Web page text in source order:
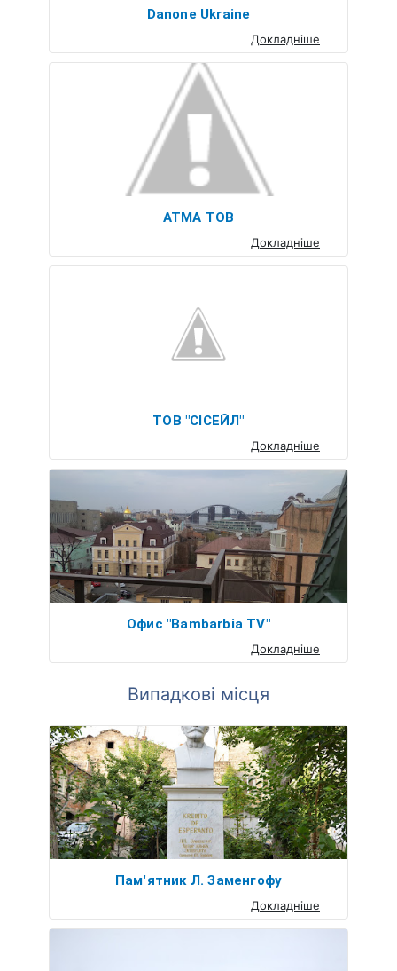
Danone Ukraine
Докладніше
АТМА ТОВ
Докладніше
ТОВ "СІСЕЙЛ"
Докладніше
Офис "Bambarbia TV"
Докладніше
Випадкові місця
Пам'ятник Л. Заменгофу
Докладніше